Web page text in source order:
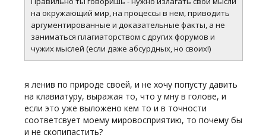
на окружающий мир, на процессы в нем, приводить
аргументированные и доказательные факты, а не
заниматься плагиаторством с других форумов и
чужих мыслей (если даже абсурдных, но своих!)
я ленив по природе своей, и не хочу попусту давить
на клавиатуру, выражая то, что у мну в голове, и
если это уже выложено кем то и в точности
соответсвует моему мировосприятию, то почему бы
и не скопипастить?